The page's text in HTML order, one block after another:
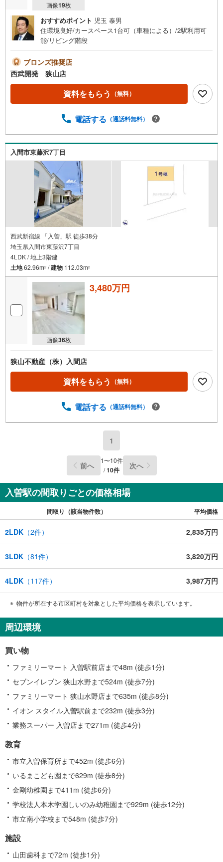
画像19枚
おすすめポイント 児玉 泰男
住環境良好/カースペース1台可（車種による）/2駅利用可
能/リビング階段
ブロンズ推奨店
西武開発 狭山店
資料をもらう （無料）
電話する （通話料無料）
入間市東藤沢7丁目
西武新宿線 「入曽」駅 徒歩38分
埼玉県入間市東藤沢7丁目
4LDK / 地上3階建
土地62.96m2 /建物 112.03m2
画像36枚
3,480万円
狭山不動産（株）入間店
資料をもらう （無料）
電話する （通話料無料）
1
前へ 1〜10件
/10件 次へ
入曽駅の間取りごとの価格相場
間取り（該当物件数） 平均価格
2LDK （2件） 2,835万円
3LDK （81件） 3,820万円
4LDK （117件） 3,987万円
物件が所在する市区町村を対象とした平均価格を表示しています。
周辺環境
買い物
ファミリーマート 入曽駅前店まで48m (徒歩1分)
セブンイレブン 狭山水野まで524m (徒歩7分)
ファミリーマート 狭山水野店まで635m (徒歩8分)
イオン スタイル入曽駅前まで232m (徒歩3分)
業務スーパー 入曽店まで271m (徒歩4分)
教育
市立入曽保育所まで452m (徒歩6分)
いるまこども園まで629m (徒歩8分)
金剛幼稚園まで411m (徒歩6分)
学校法人本木学園しいのみ幼稚園まで929m (徒歩12分)
市立南小学校まで548m (徒歩7分)
施設
山田歯科まで72m (徒歩1分)